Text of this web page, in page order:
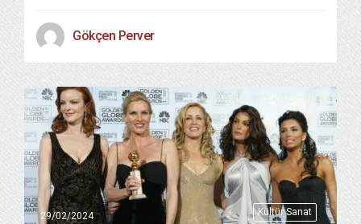
Gökçen Perver
Kültür Sanat
29/02/2024